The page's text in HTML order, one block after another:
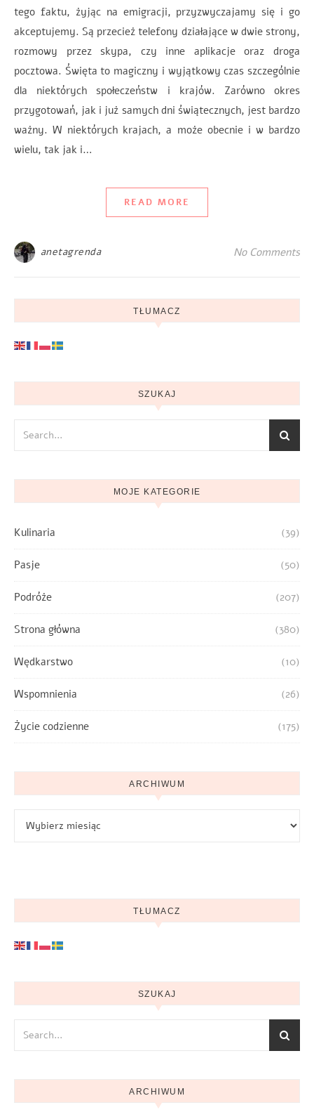
tego faktu, żyjąc na emigracji, przyzwyczajamy się i go
akceptujemy. Są przecież telefony działające w dwie strony,
rozmowy przez skypa, czy inne aplikacje oraz droga
pocztowa. Święta to magiczny i wyjątkowy czas szczególnie
dla niektórych społeczeństw i krajów. Zarówno okres
przygotowań, jak i już samych dni świątecznych, jest bardzo
ważny. W niektórych krajach, a może obecnie i w bardzo
wielu, tak jak i…
READ MORE
anetagrenda No Comments
TŁUMACZ
SZUKAJ
MOJE KATEGORIE
Kulinaria (39)
Pasje (50)
Podróże (207)
Strona główna (380)
Wędkarstwo (10)
Wspomnienia (26)
Życie codzienne (175)
ARCHIWUM
TŁUMACZ
SZUKAJ
ARCHIWUM